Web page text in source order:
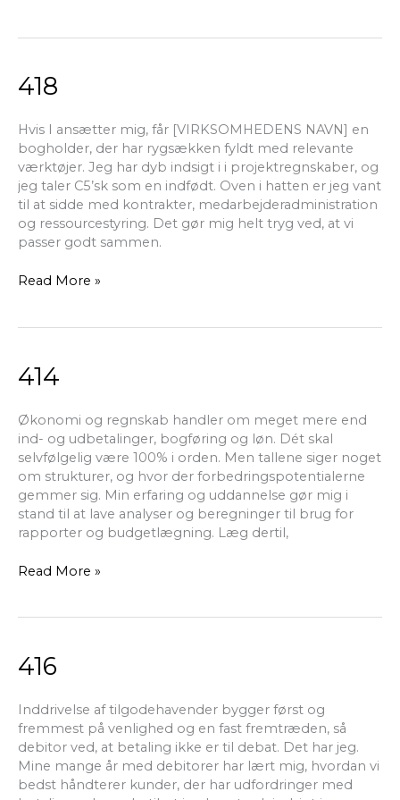
418
Hvis I ansætter mig, får [VIRKSOMHEDENS NAVN] en
bogholder, der har rygsækken fyldt med relevante
værktøjer. Jeg har dyb indsigt i i projektregnskaber, og
jeg taler C5’sk som en indfødt. Oven i hatten er jeg vant
til at sidde med kontrakter, medarbejderadministration
og ressourcestyring. Det gør mig helt tryg ved, at vi
passer godt sammen.
418
Read More »
414
Økonomi og regnskab handler om meget mere end
ind- og udbetalinger, bogføring og løn. Dét skal
selvfølgelig være 100% i orden. Men tallene siger noget
om strukturer, og hvor der forbedringspotentialerne
gemmer sig. Min erfaring og uddannelse gør mig i
stand til at lave analyser og beregninger til brug for
rapporter og budgetlægning. Læg dertil,
414
Read More »
416
Inddrivelse af tilgodehavender bygger først og
fremmest på venlighed og en fast fremtræden, så
debitor ved, at betaling ikke er til debat. Det har jeg.
Mine mange år med debitorer har lært mig, hvordan vi
bedst håndterer kunder, der har udfordringer med
416